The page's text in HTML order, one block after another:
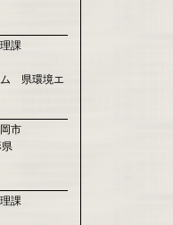
課
ム 県環境エ
市
課